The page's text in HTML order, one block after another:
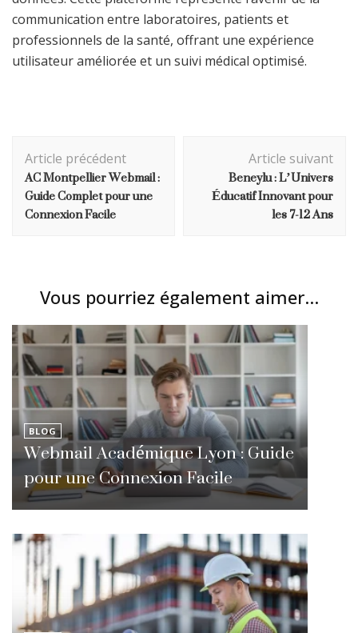
communication entre laboratoires, patients et
professionnels de la santé, offrant une expérience
utilisateur améliorée et un suivi médical optimisé.
d'article
Article précédent
AC Montpellier Webmail :
Guide Complet pour une
Connexion Facile
Article suivant
Beneylu : L’Univers
Éducatif Innovant pour
les 7-12 Ans
Vous pourriez également aimer...
BLOG
Webmail Académique Lyon : Guide
pour une Connexion Facile